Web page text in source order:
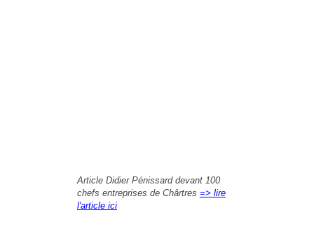
Article Didier Pénissard devant 100
chefs entreprises de Chârtres => lire
l'article ici